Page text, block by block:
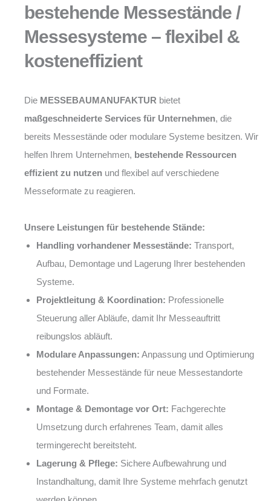
bestehende Messestände /
Messesysteme – flexibel &
kosteneffizient
Die MESSEBAUMANUFAKTUR bietet
maßgeschneiderte Services für Unternehmen, die
bereits Messestände oder modulare Systeme besitzen. Wir
helfen Ihrem Unternehmen, bestehende Ressourcen
effizient zu nutzen und flexibel auf verschiedene
Messeformate zu reagieren.
Unsere Leistungen für bestehende Stände:
Handling vorhandener Messestände: Transport,
Aufbau, Demontage und Lagerung Ihrer bestehenden
Systeme.
Projektleitung & Koordination: Professionelle
Steuerung aller Abläufe, damit Ihr Messeauftritt
reibungslos abläuft.
Modulare Anpassungen: Anpassung und Optimierung
bestehender Messestände für neue Messestandorte
und Formate.
Montage & Demontage vor Ort: Fachgerechte
Umsetzung durch erfahrenes Team, damit alles
termingerecht bereitsteht.
Lagerung & Pflege: Sichere Aufbewahrung und
Instandhaltung, damit Ihre Systeme mehrfach genutzt